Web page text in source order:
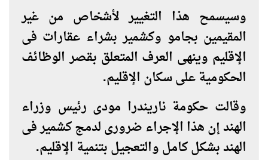
وسيسمح هذا التغيير لأشخاص من غير
المقيمين بجامو وكشمير بشراء عقارات فى
الإقليم وينهى العرف المتعلق بقصر الوظائف
الحكومية على سكان الإقليم.
وقالت حكومة ناريندرا مودى رئيس وزراء
الهند إن هذا الإجراء ضرورى لدمج كشمير فى
الهند بشكل كامل والتعجيل بتنمية الإقليم.